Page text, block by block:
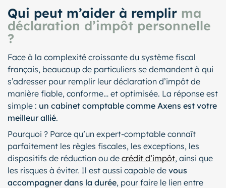
Qui peut m’aider à remplir ma
déclaration d’impôt personnelle
?
Face à la complexité croissante du système fiscal
français, beaucoup de particuliers se demandent à qui
s’adresser pour remplir leur déclaration d’impôt de
manière fiable, conforme… et optimisée. La réponse est
simple : un cabinet comptable comme Axens est votre
meilleur allié.
Pourquoi ? Parce qu’un expert-comptable connaît
parfaitement les règles fiscales, les exceptions, les
dispositifs de réduction ou de crédit d’impôt, ainsi que
les risques à éviter. Il est aussi capable de vous
accompagner dans la durée, pour faire le lien entre